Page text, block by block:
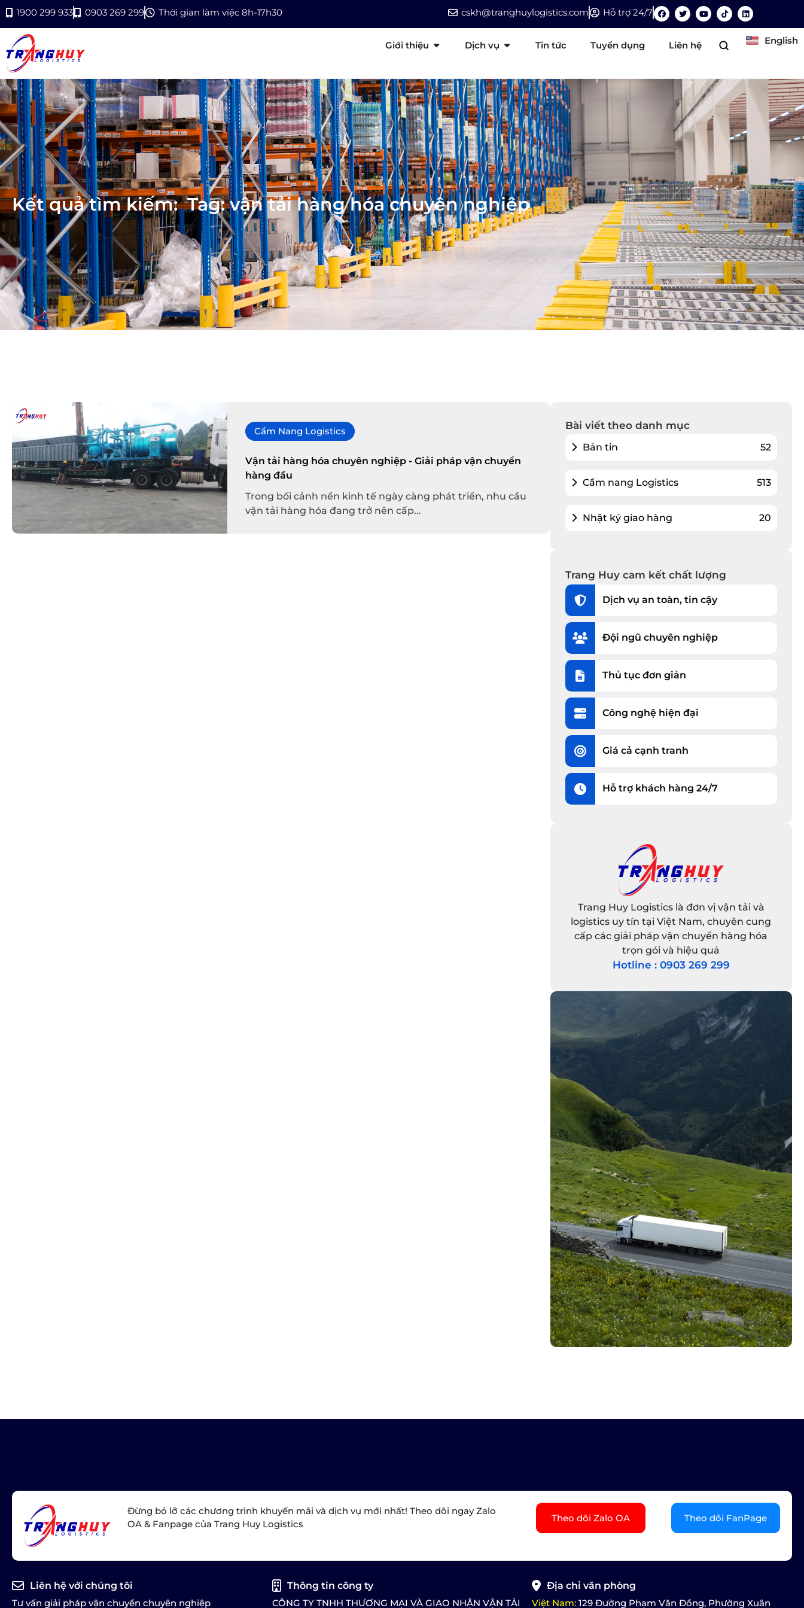
1900 299 933 0903 269 299 Thời gian làm việc 8h-17h30 cskh@tranghuylogistics.com Hỗ trợ 24/7
Giới thiệu Dịch vụ Tin tức Tuyển dụng Liên hệ English
Kết quả tìm kiếm:Tag: vận tải hàng hóa chuyên nghiệp
Cẩm Nang Logistics
Vận tải hàng hóa chuyên nghiệp - Giải pháp vận chuyển
hàng đầu
Trong bối cảnh nền kinh tế ngày càng phát triển, nhu cầu
vận tải hàng hóa đang trở nên cấp...
Bài viết theo danh mục
Bản tin 52
Cẩm nang Logistics 513
Nhật ký giao hàng 20
Trang Huy cam kết chất lượng
Dịch vụ an toàn, tin cậy
Đội ngũ chuyên nghiệp
Thủ tục đơn giản
Công nghệ hiện đại
Giá cả cạnh tranh
Hỗ trợ khách hàng 24/7
Trang Huy Logistics là đơn vị vận tải và
logistics uy tín tại Việt Nam, chuyên cung
cấp các giải pháp vận chuyển hàng hóa
trọn gói và hiệu quả
Hotline : 0903 269 299
Đừng bỏ lỡ các chương trình khuyến mãi và dịch vụ mới nhất! Theo dõi ngay Zalo
OA & Fanpage của Trang Huy Logistics
Theo dõi Zalo OA Theo dõi FanPage
Liên hệ với chúng tôi
Tư vấn giải pháp vận chuyển chuyên nghiệp
Thông tin công ty
CÔNG TY TNHH THƯƠNG MẠI VÀ GIAO NHẬN VẬN TẢI
Địa chỉ văn phòng
Việt Nam: 129 Đường Phạm Văn Đồng, Phường Xuân